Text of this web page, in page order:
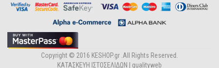
Copyright © 2016 KESHOP.gr .All Rights Reserved.
ΚΑΤΑΣΚΕΥΗ ΙΣΤΟΣΕΛΙΔΩΝ |
qualityweb